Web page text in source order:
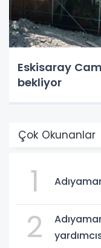
Eskisaray
bekliyor
Çok Okunanlar
1
2